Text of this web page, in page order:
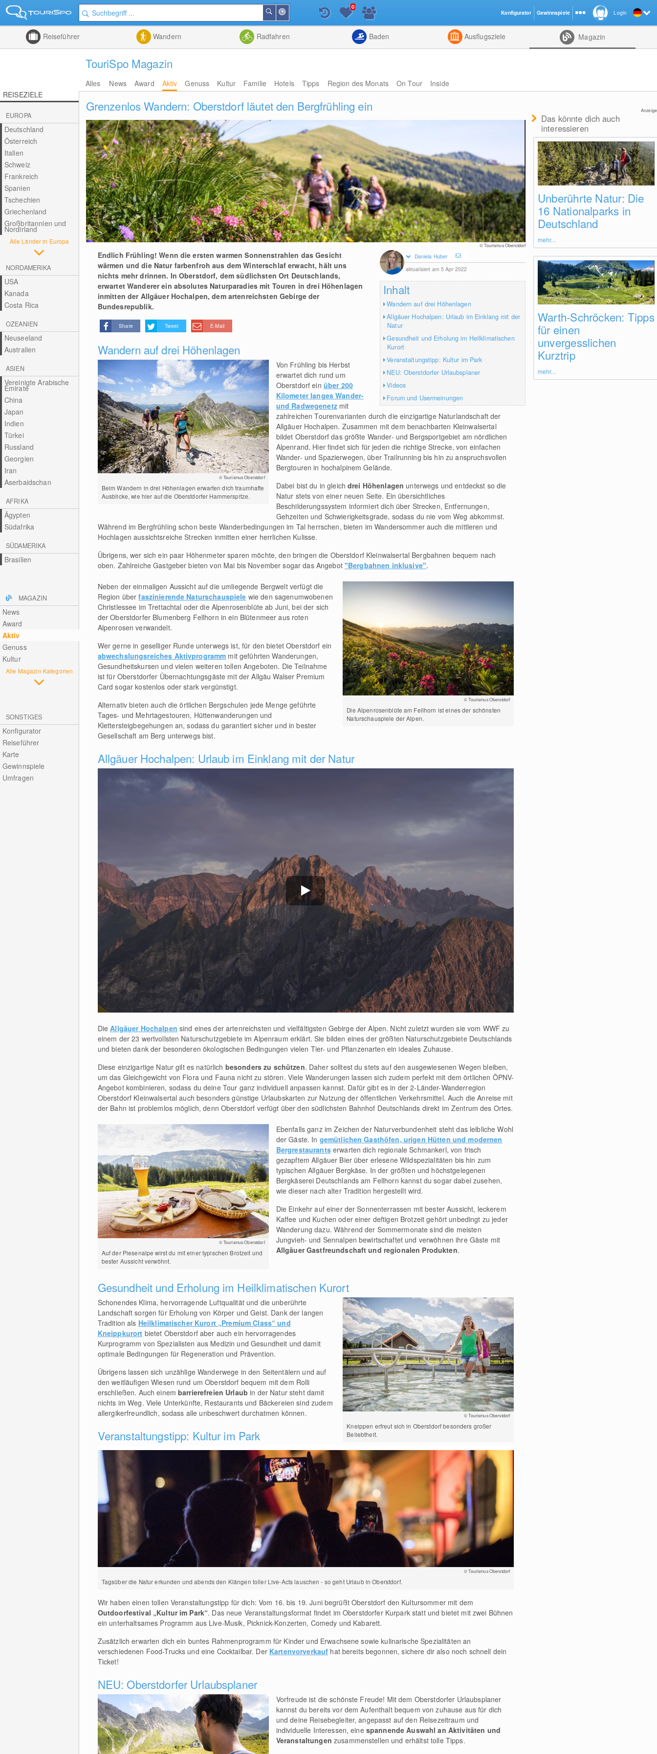
der
Nähe
Suchen
Listenansicht
Kombiniert
0
Reiseführer Wandern Radfahren Baden Ausflugsziele Magazin
TouriSpo Magazin
Alles News Award Aktiv Genuss Kultur Familie Hotels Tipps Region des Monats On Tour
Inside
REISEZIELE
EUROPA
Deutschland
Österreich
Italien
Schweiz
Frankreich
Spanien
Tschechien
Griechenland
Großbritannien und
Nordirland
Alle Länder in Europa
NORDAMERIKA
USA
Kanada
Costa Rica
OZEANIEN
Neuseeland
Australien
ASIEN
Vereinigte Arabische
Emirate
China
Japan
Indien
Türkei
Russland
Georgien
Iran
Aserbaidschan
AFRIKA
Ägypten
Südafrika
SÜDAMERIKA
Brasilien
MAGAZIN
News
Award
Aktiv
Genuss
Kultur
Alle Magazin Kategorien
SONSTIGES
Konfigurator
Reiseführer
Karte
Gewinnspiele
Umfragen
Grenzenlos Wandern: Oberstdorf läutet den Bergfrühling ein
© Tourismus Oberstdorf
Daniela Huber
aktualisiert am 5 Apr 2022
Inhalt
Wandern auf drei Höhenlagen
Allgäuer Hochalpen: Urlaub im Einklang mit der
Natur
Gesundheit und Erholung im Heilklimatischen
Kurort
Veranstaltungstipp: Kultur im Park
NEU: Oberstdorfer Urlaubsplaner
Videos
Forum und Usermeinungen
Endlich Frühling! Wenn die ersten warmen Sonnenstrahlen das Gesicht
wärmen und die Natur farbenfroh aus dem Winterschlaf erwacht, hält uns
nichts mehr drinnen. In Oberstdorf, dem südlichsten Ort Deutschlands,
erwartet Wanderer ein absolutes Naturparadies mit Touren in drei Höhenlagen
inmitten der Allgäuer Hochalpen, dem artenreichsten Gebirge der
Bundesrepublik.
Share Tweet E-Mail
Wandern auf drei Höhenlagen
© Tourismus Oberstdorf
Beim Wandern in drei Höhenlagen erwarten dich traumhafte
Ausblicke, wie hier auf die Oberstdorfer Hammerspitze.
Von Frühling bis Herbst
erwartet dich rund um
Oberstdorf ein über 200
Kilometer langes Wander-
und Radwegenetzmit
zahlreichen Tourenvarianten durch die einzigartige Naturlandschaft der
Allgäuer Hochalpen. Zusammen mit dem benachbarten Kleinwalsertal
bildet Oberstdorf das größte Wander- und Bergsportgebiet am nördlichen
Alpenrand. Hier findet sich für jeden die richtige Strecke, von einfachen
Wander- und Spazierwegen, über Trailrunning bis hin zu anspruchsvollen
Bergtouren in hochalpinem Gelände.
Dabei bist du in gleichdrei Höhenlagen unterwegs und entdeckst so die
Natur stets von einer neuen Seite. Ein übersichtliches
Beschilderungssystem informiert dich über Strecken, Entfernungen,
Gehzeiten und Schwierigkeitsgrade, sodass du nie vom Weg abkommst.
Während im Bergfrühling schon beste Wanderbedingungen im Tal herrschen, bieten im Wandersommer auch die mittleren und
Hochlagen aussichtsreiche Strecken inmitten einer herrlichen Kulisse.
Übrigens, wer sich ein paar Höhenmeter sparen möchte, den bringen die Oberstdorf Kleinwalsertal Bergbahnen bequem nach
oben. Zahlreiche Gastgeber bieten von Mai bis November sogar das Angebot "Bergbahnen inklusive".
© Tourismus Oberstdorf
Die Alpenrosenblüte am Fellhorn ist eines der schönsten
Naturschauspiele der Alpen.
Neben der einmaligen Aussicht auf die umliegende Bergwelt verfügt die
Region überfaszinierende Naturschauspiele wie den sagenumwobenen
Christlessee im Trettachtal oder die Alpenrosenblüte ab Juni, bei der sich
der Oberstdorfer Blumenberg Fellhorn in ein Blütenmeer aus roten
Alpenrosen verwandelt.
Wer gerne in geselliger Runde unterwegs ist, für den bietet Oberstdorf ein
abwechslungsreiches Aktivprogramm mit geführten Wanderungen,
Gesundheitskursen und vielen weiteren tollen Angeboten. Die Teilnahme
ist für Oberstdorfer Übernachtungsgäste mit der Allgäu Walser Premium
Card sogar kostenlos oder stark vergünstigt.
Alternativ bieten auch die örtlichen Bergschulen jede Menge geführte
Tages- und Mehrtagestouren, Hüttenwanderungen und
Klettersteigbegehungen an, sodass du garantiert sicher und in bester
Gesellschaft am Berg unterwegs bist.
Allgäuer Hochalpen: Urlaub im Einklang mit der Natur
DieAllgäuer Hochalpen sind eines der artenreichsten und vielfältigsten Gebirge der Alpen. Nicht zuletzt wurden sie vom WWF zu
einem der 23 wertvollsten Naturschutzgebiete im Alpenraum erklärt. Sie bilden eines der größten Naturschutzgebiete Deutschlands
und bieten dank der besonderen ökologischen Bedingungen vielen Tier- und Pflanzenarten ein ideales Zuhause.
Diese einzigartige Natur gilt es natürlich besonders zu schützen. Daher solltest du stets auf den ausgewiesenen Wegen bleiben,
um das Gleichgewicht von Flora und Fauna nicht zu stören. Viele Wanderungen lassen sich zudem perfekt mit dem örtlichen ÖPNV-
Angebot kombinieren, sodass du deine Tour ganz individuell anpassen kannst. Dafür gibt es in der 2-Länder-Wanderregion
Oberstdorf Kleinwalsertal auch besonders günstige Urlaubskarten zur Nutzung der öffentlichen Verkehrsmittel. Auch die Anreise mit
der Bahn ist problemlos möglich, denn Oberstdorf verfügt über den südlichsten Bahnhof Deutschlands direkt im Zentrum des Ortes.
© Tourismus Oberstdorf
Auf der Piesenalpe wirst du mit einer typischen Brotzeit und
bester Aussicht verwöhnt.
Ebenfalls ganz im Zeichen der Naturverbundenheit steht das leibliche Wohl
der Gäste. In gemütlichen Gasthöfen, urigen Hütten und modernen
Bergrestaurantserwarten dich regionale Schmankerl, von frisch
gezapftem Allgäuer Bier über erlesene Wildspezialitäten bis hin zum
typischen Allgäuer Bergkäse. In der größten und höchstgelegenen
Bergkäserei Deutschlands am Fellhorn kannst du sogar dabei zusehen,
wie dieser nach alter Tradition hergestellt wird.
Die Einkehr auf einer der Sonnenterrassen mit bester Aussicht, leckerem
Kaffee und Kuchen oder einer deftigen Brotzeit gehört unbedingt zu jeder
Wanderung dazu. Während der Sommermonate sind die meisten
Jungvieh- und Sennalpen bewirtschaftet und verwöhnen ihre Gäste mit
Allgäuer Gastfreundschaft und regionalen Produkten.
Gesundheit und Erholung im Heilklimatischen Kurort
© Tourismus Oberstdorf
Kneippen erfreut sich in Oberstdorf besonders großer
Beliebtheit.
Schonendes Klima, hervorragende Luftqualität und die unberührte
Landschaft sorgen für Erholung von Körper und Geist. Dank der langen
Tradition als Heilklimatischer Kurort „Premium Class“ und
Kneippkurort bietet Oberstdorf aber auch ein hervorragendes
Kurprogramm von Spezialisten aus Medizin und Gesundheit und damit
optimale Bedingungen für Regeneration und Prävention.
Übrigens lassen sich unzählige Wanderwege in den Seitentälern und auf
den weitläufigen Wiesen rund um Oberstdorf bequem mit dem Rolli
erschließen. Auch einembarrierefreien Urlaub in der Natur steht damit
nichts im Weg. Viele Unterkünfte, Restaurants und Bäckereien sind zudem
allergikerfreundlich, sodass alle unbeschwert durchatmen können.
Veranstaltungstipp: Kultur im Park
© Tourismus Oberstdorf
Tagsüber die Natur erkunden und abends den Klängen toller Live-Acts lauschen - so geht Urlaub in Oberstdorf.
Wir haben einen tollen Veranstaltungstipp für dich: Vom 16. bis 19. Juni begrüßt Oberstdorf den Kultursommer mit dem
Outdoorfestival „Kultur im Park“. Das neue Veranstaltungsformat findet im Oberstdorfer Kurpark statt und bietet mit zwei Bühnen
ein unterhaltsames Programm aus Live-Musik, Picknick-Konzerten, Comedy und Kabarett.
Zusätzlich erwarten dich ein buntes Rahmenprogramm für Kinder und Erwachsene sowie kulinarische Spezialitäten an
verschiedenen Food-Trucks und eine Cocktailbar. Der Kartenvorverkauf hat bereits begonnen, sichere dir also noch schnell dein
Ticket!
NEU: Oberstdorfer Urlaubsplaner
Vorfreude ist die schönste Freude! Mit dem Oberstdorfer Urlaubsplaner
kannst du bereits vor dem Aufenthalt bequem von zuhause aus für dich
und deine Reisebegleiter, angepasst auf den Reisezeitraum und
individuelle Interessen, eine spannende Auswahl an Aktivitäten und
Veranstaltungen zusammenstellen und erhältst tolle Tipps.
Anzeige
Das könnte dich auch
interessieren
Unberührte Natur: Die
16 Nationalparks in
Deutschland
mehr...
Warth-Schröcken: Tipps
für einen
unvergesslichen
Kurztrip
mehr...
Login
Konfigurator Gewinnspiele